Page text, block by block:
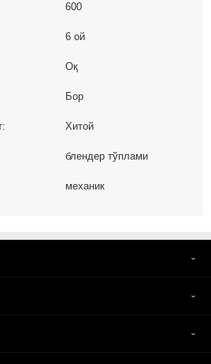
600
6 ой
Оқ
Бор
Хитой
блендер тўплами
механик